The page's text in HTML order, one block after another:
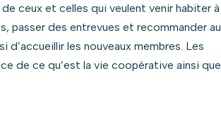
ceux et celles qui veulent venir habiter à
passer des entrevues et recommander au
d’accueillir les nouveaux membres. Les
de ce qu’est la vie coopérative ainsi que